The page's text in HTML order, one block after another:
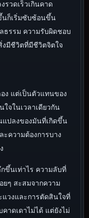
วดเร็วเกินคาด
นก็เริ่มซับซ้อนขึ้น
ธรรม ความรับผิดชอบ
งมีชีวิตที่มีชีวิตจิตใจ
ง แต่เป็นตัวแทนของ
จในเวลาเดียวกัน
แปลงของมันที่เกิดขึ้น
ะความต้องการบาง
ขึ้นเท่าไร ความลับที่
ยๆ สะสมจากความ
แวงและการตัดสินใจที่
าดเดาไม่ได้ แต่ยังไม่